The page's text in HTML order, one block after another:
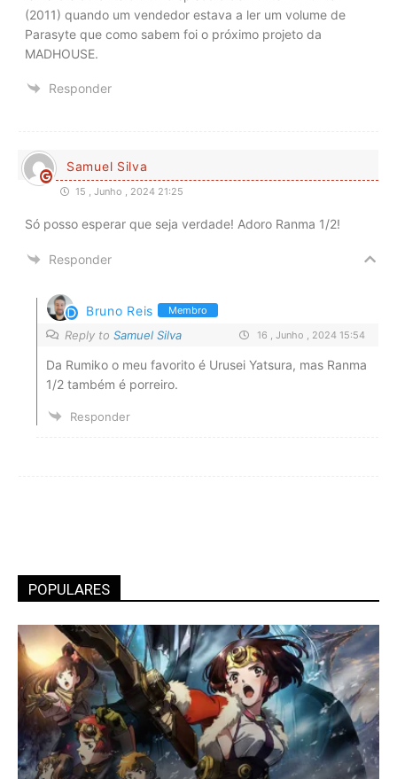
(2011) quando um vendedor estava a ler um volume de
Parasyte que como sabem foi o próximo projeto da
MADHOUSE.
Responder
Samuel Silva
15 , Junho , 2024 21:25
Só posso esperar que seja verdade! Adoro Ranma 1/2!
Responder
Bruno Reis Membro
Reply to Samuel Silva 16 , Junho , 2024 15:54
Da Rumiko o meu favorito é Urusei Yatsura, mas Ranma
1/2 também é porreiro.
Responder
POPULARES